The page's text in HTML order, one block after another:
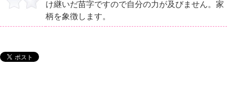
け継いだ苗字ですので自分の力が及びません。家
柄を象徴します。